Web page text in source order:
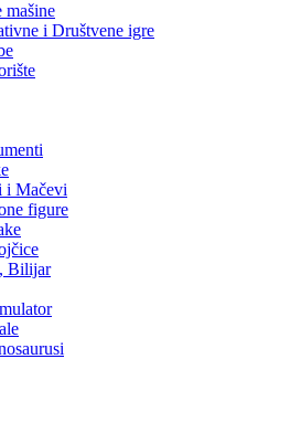
mašine
i Društvene igre
i Mačevi
figure
Bilijar